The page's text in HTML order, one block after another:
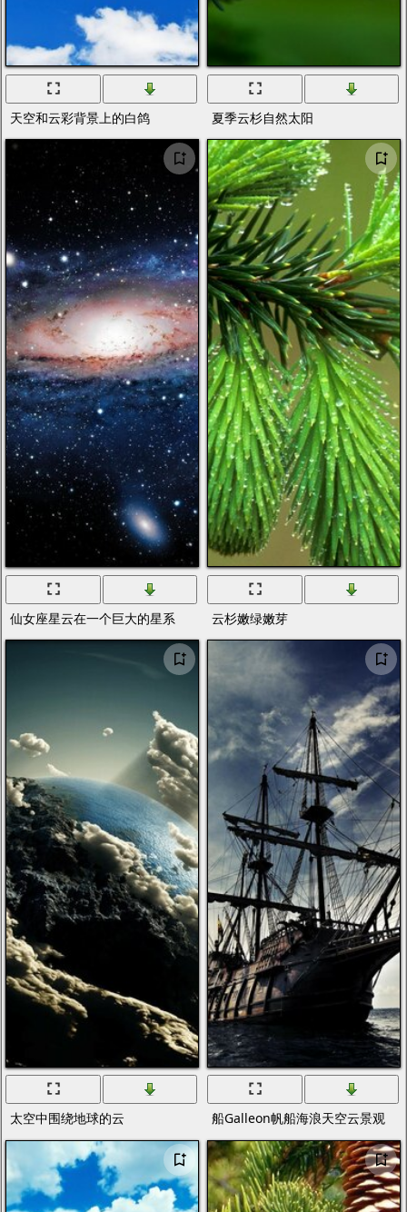
天空和云彩背景上的白鸽 夏季云杉自然太阳
仙女座星云在一个巨大的星系 云杉嫩绿嫩芽
太空中围绕地球的云 船Galleon帆船海浪天空云景观